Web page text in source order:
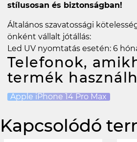
stílusosan és biztonságban!
Általános szavatossági
önként vállalt jótállás:
Led UV nyomtatás esetén: 6
Telefonok,
termék
Apple iPhone 14 Pro Max
Kapcsolódó